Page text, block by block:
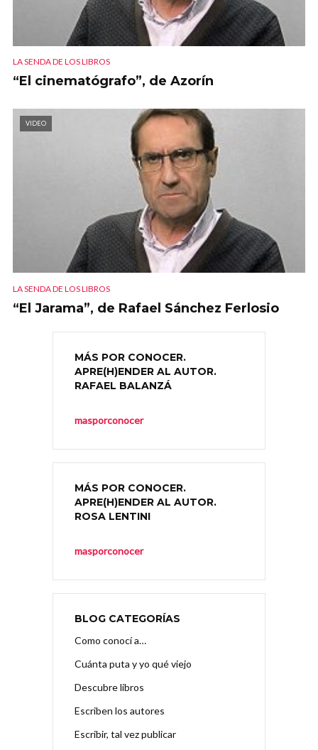
LA SENDA DE LOS LIBROS
“El cinematógrafo”, de Azorín
VIDEO
LA SENDA DE LOS LIBROS
“El Jarama”, de Rafael Sánchez Ferlosio
MÁS POR CONOCER.
APRE(H)ENDER AL AUTOR.
RAFAEL BALANZÁ
masporconocer
MÁS POR CONOCER.
APRE(H)ENDER AL AUTOR.
ROSA LENTINI
masporconocer
BLOG CATEGORÍAS
Como conocí a…
Cuánta puta y yo qué viejo
Descubre libros
Escriben los autores
Escribir, tal vez publicar